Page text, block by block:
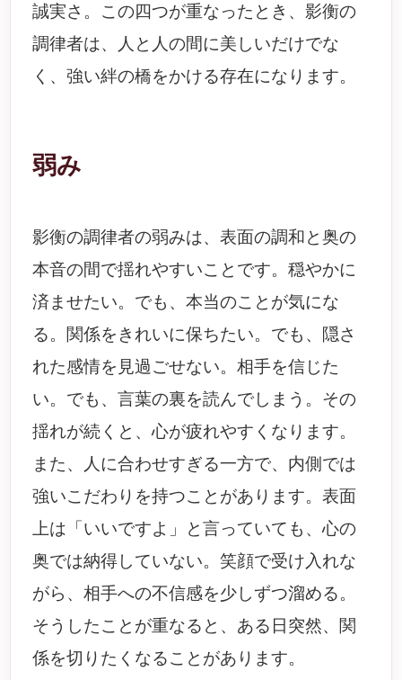
誠実さ。この四つが重なったとき、影衡の
調律者は、人と人の間に美しいだけでな
く、強い絆の橋をかける存在になります。
弱み
影衡の調律者の弱みは、表面の調和と奥の
本音の間で揺れやすいことです。穏やかに
済ませたい。でも、本当のことが気にな
る。関係をきれいに保ちたい。でも、隠さ
れた感情を見過ごせない。相手を信じた
い。でも、言葉の裏を読んでしまう。その
揺れが続くと、心が疲れやすくなります。
また、人に合わせすぎる一方で、内側では
強いこだわりを持つことがあります。表面
上は「いいですよ」と言っていても、心の
奥では納得していない。笑顔で受け入れな
がら、相手への不信感を少しずつ溜める。
そうしたことが重なると、ある日突然、関
係を切りたくなることがあります。